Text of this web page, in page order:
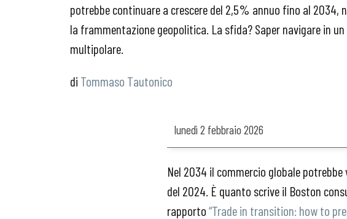
potrebbe continuare a crescere del 2,5% annuo fino al 2034,
la frammentazione geopolitica. La sfida? Saper navigare in
multipolare.
Tommaso Tautonico
lunedì 2 febbraio 2026
Nel 2034 il commercio globale
del 2024. È quanto scrive il Boston
rapporto“Trade in transition: how to